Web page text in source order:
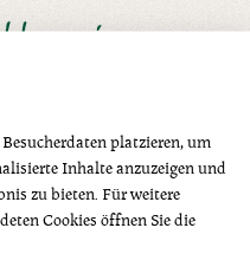
platzieren, um
Inhalte anzuzeigen und
zu bieten. Für weitere
Cookies öffnen Sie die
wir